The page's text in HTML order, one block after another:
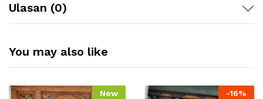
Ulasan (0)
You may also like
New -16%